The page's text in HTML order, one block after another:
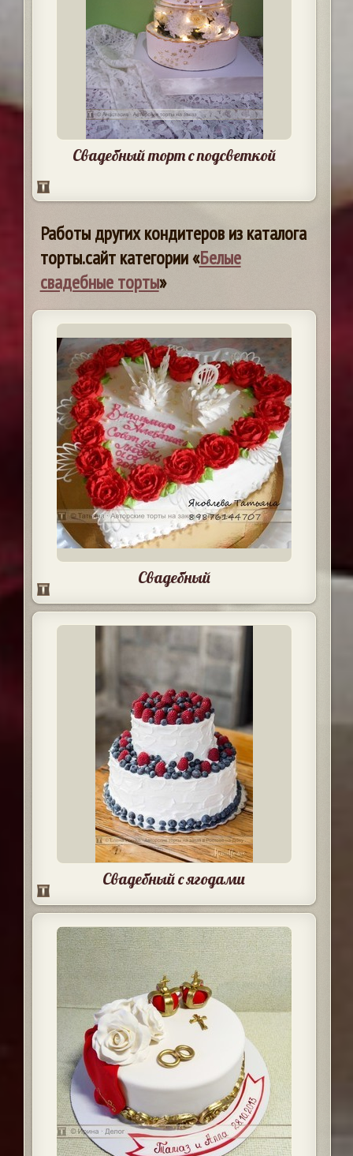
Свадебный торт с подсветкой
Работы других кондитеров из каталога
торты.сайт категории «Белые
свадебные торты»
Свадебный
Свадебный с ягодами